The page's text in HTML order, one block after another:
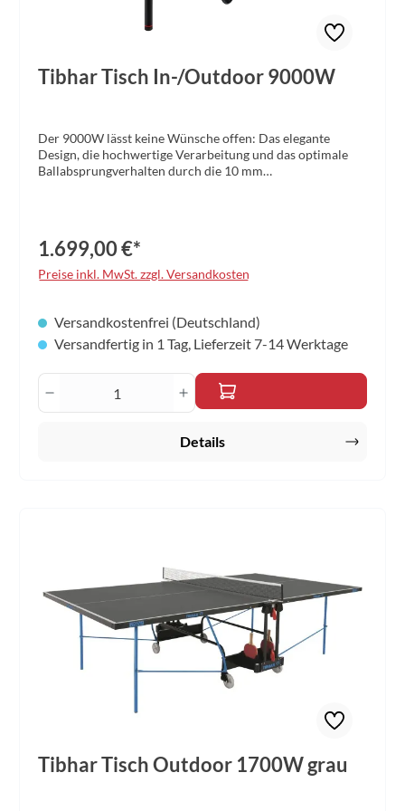
Tibhar Tisch In-/Outdoor 9000W
Der 9000W lässt keine Wünsche offen: Das elegante
Design, die hochwertige Verarbeitung und das optimale
Ballabsprungverhalten durch die 10 mm
für Schläger und Bälle • 10 mm Melaminharz-Oberflächen,
Farbe grau • Rahmen: 60 x 20 mm • Schwenkbare Räder
mit Arretierung • Gummierte Laufräder mit sehr guten
Höhenverstellbare Füße • Kompaktes, einstellbares Netz •
Antistatisch • inklusive separatem Kantenschutz •
Gewicht: 113 kg
1.699,00 €*
Preise inkl. MwSt. zzgl. Versandkosten
Versandkostenfrei (Deutschland)
Versandfertig in 1 Tag, Lieferzeit 7-14 Werktage
Produkt Anzahl: Gib den gewünschten
Details
Tibhar Tisch Outdoor 1700W grau